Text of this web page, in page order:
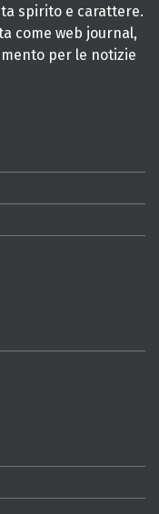
spirito e carattere.
come web journal,
per le notizie